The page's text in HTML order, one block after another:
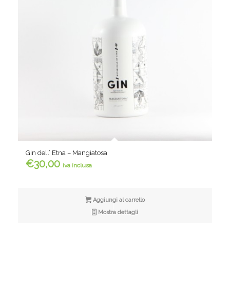
Gin dell’ Etna – Mangiatosa
€30,00 iva inclusa
Aggiungi al carrello
Mostra dettagli